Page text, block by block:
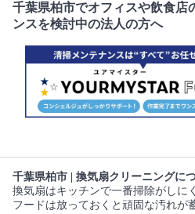
千葉県柏市でオフィスや飲食店
ンスを検討中の法人の方へ
千葉県柏市 | 換気扇クリーニングに
換気扇はキッチンで一番掃除がしに
フードは放っておくと頑固な汚れが